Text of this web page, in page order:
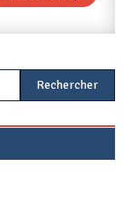
Rechercher :